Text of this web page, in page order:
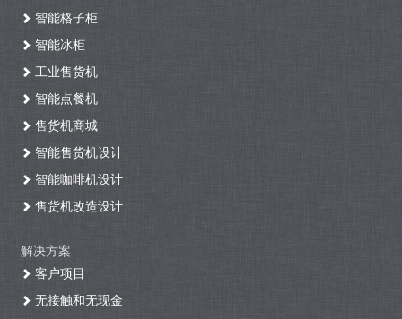
智能格子柜
智能冰柜
工业售货机
智能点餐机
售货机商城
智能售货机设计
智能咖啡机设计
售货机改造设计
解决方案
客户项目
无接触和无现金